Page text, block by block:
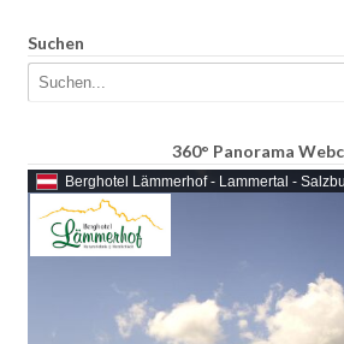
Suchen
360° Panorama
Berghotel Lämmerhof - Lammertal -